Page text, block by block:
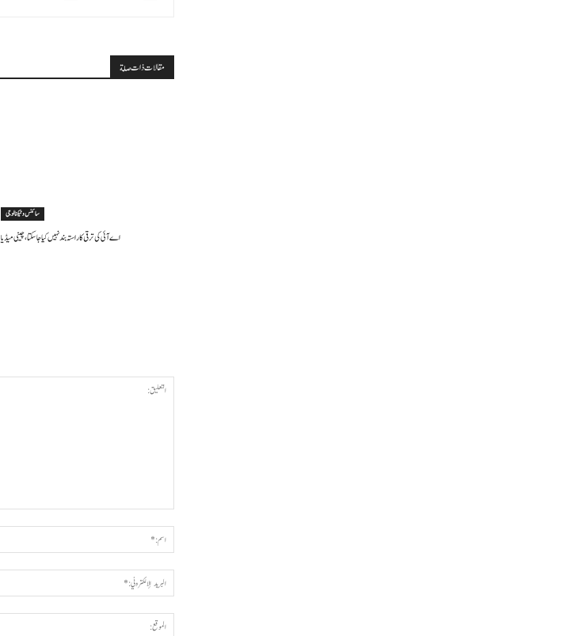
مقالات ذات صلة
سائنس وٹیکنالوجی
اے آئی کی ترقی کا راستہ بند نہیں کیا جا سکتا، چینی میڈیا